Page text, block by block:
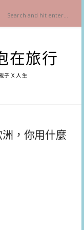
在旅行
子Ｘ人生
，你用什麼